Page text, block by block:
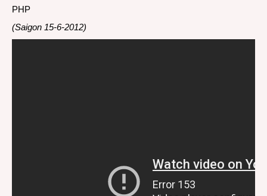
PHP
(Saigon 15-6-2012)